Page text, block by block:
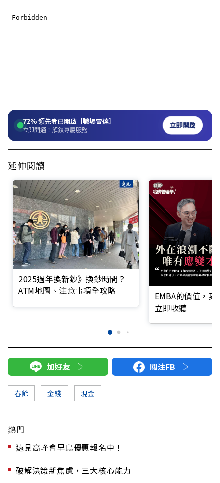
72%領先者已開啟【職場雷達】
立即開通！解鎖專屬服務 立即開啟
延伸閱讀
2025過年換新鈔》換鈔時間？
ATM地圖、注意事項全攻略
EMBA的價值，
立即收聽
加好友 關注FB
春節 金錢 現金
熱門
遠見高峰會早鳥優惠報名中！
破解決策新焦慮，三大核心能力